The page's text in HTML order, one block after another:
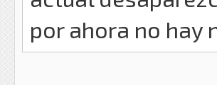
por ahora no hay